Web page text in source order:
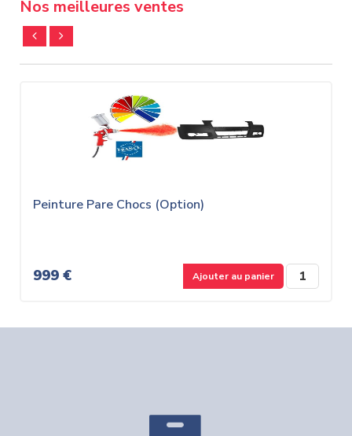
Nos meilleures ventes
Peinture Pare Chocs (Option)
999 € Ajouter au panier